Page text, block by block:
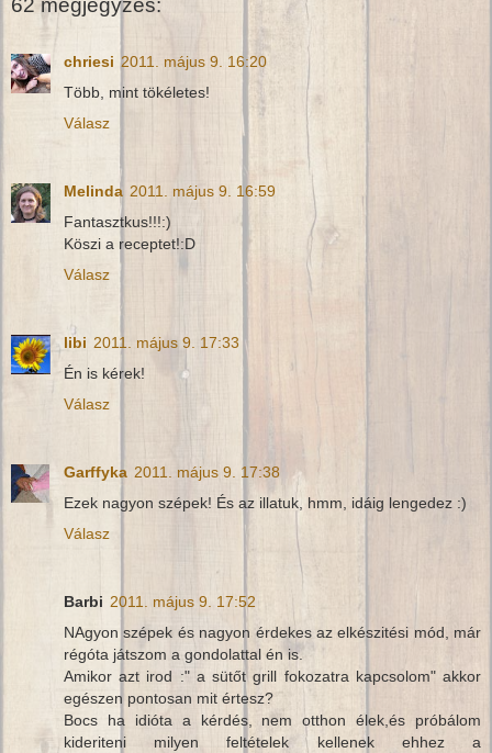
62 megjegyzés:
chriesi 2011. május 9. 16:20
Több, mint tökéletes!
Válasz
Melinda 2011. május 9. 16:59
Fantasztkus!!!:)
Köszi a receptet!:D
Válasz
libi 2011. május 9. 17:33
Én is kérek!
Válasz
Garffyka 2011. május 9. 17:38
Ezek nagyon szépek! És az illatuk, hmm, idáig lengedez :)
Válasz
Barbi 2011. május 9. 17:52
NAgyon szépek és nagyon érdekes az elkészitési mód, már
régóta játszom a gondolattal én is.
Amikor azt irod :" a sütőt grill fokozatra kapcsolom" akkor
egészen pontosan mit értesz?
Bocs ha idióta a kérdés, nem otthon élek,és próbálom
kideriteni milyen feltételek kellenek ehhez a